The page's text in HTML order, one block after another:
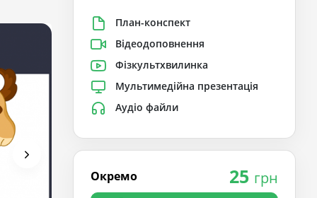
План-конспект
Відеодоповнення
Фізкультхвилинка
Мультимедійна презентація
Аудіо файли
Окремо 25 грн